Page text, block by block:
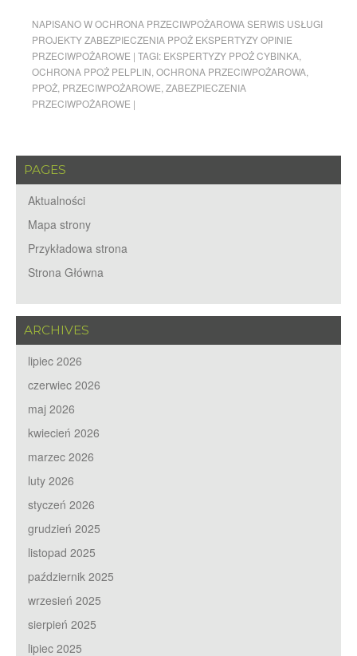
NAPISANO WOCHRONA PRZECIWPOŻAROWA SERWIS USŁUGI
PROJEKTY ZABEZPIECZENIA PPOŻ EKSPERTYZY OPINIE
PRZECIWPOŻAROWE | TAGI: EKSPERTYZY PPOŻ CYBINKA
OCHRONA PPOŻ PELPLIN OCHRONA PRZECIWPOŻAROWA
PPOŻ PRZECIWPOŻAROWE ZABEZPIECZENIA
PRZECIWPOŻAROWE |
PAGES
Aktualności
Mapa strony
Przykładowa strona
Strona Główna
ARCHIVES
lipiec 2026
czerwiec 2026
maj 2026
kwiecień 2026
marzec 2026
luty 2026
styczeń 2026
grudzień 2025
listopad 2025
październik 2025
wrzesień 2025
sierpień 2025
lipiec 2025